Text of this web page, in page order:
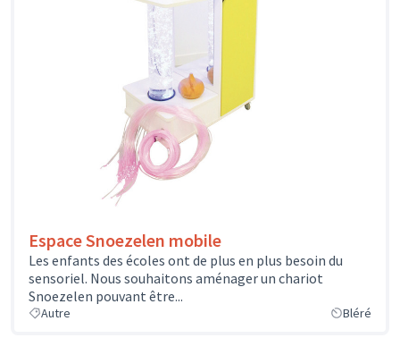
Espace Snoezelen mobile
Les enfants des écoles ont de plus en plus besoin du
sensoriel. Nous souhaitons aménager un chariot
Snoezelen pouvant être...
Autre Bléré